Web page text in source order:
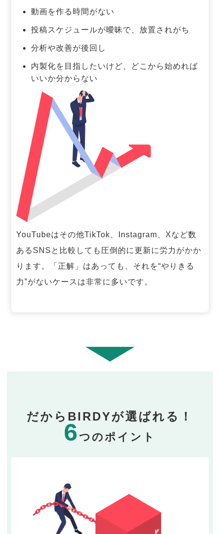
動画を作る時間がない
投稿スケジュールが曖昧で、放置されがち
分析や改善が後回し
内製化を目指したいけど、どこから始めれば
いいか分からない
YouTubeはその他TikTok、Instagram、Xなど数
あるSNSと比較しても圧倒的に更新に労力がかか
ります。「正解」はあっても、それを“やりきる
力”がないケースは非常に多いです。
だからBIRDYが選ばれる！
6つのポイント